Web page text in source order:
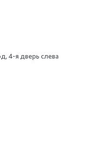
4-я дверь слева